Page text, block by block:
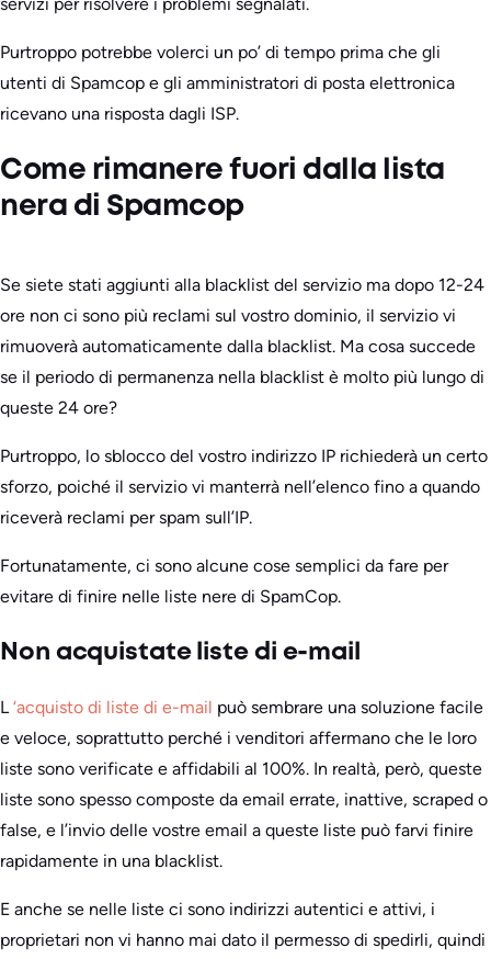
Purtroppo potrebbe volerci un po’ di tempo prima che gli
utenti di Spamcop e gli amministratori di posta elettronica
ricevano una risposta dagli ISP.
Come rimanere fuori dalla lista
nera di Spamcop
Se siete stati aggiunti alla blacklist del servizio ma dopo 12-24
ore non ci sono più reclami sul vostro dominio, il servizio vi
rimuoverà automaticamente dalla blacklist. Ma cosa succede
se il periodo di permanenza nella blacklist è molto più lungo di
queste 24 ore?
Purtroppo, lo sblocco del vostro indirizzo IP richiederà un certo
sforzo, poiché il servizio vi manterrà nell’elenco fino a quando
riceverà reclami per spam sull’IP.
Fortunatamente, ci sono alcune cose semplici da fare per
evitare di finire nelle liste nere di SpamCop.
Non acquistate liste di e-mail
L‘acquisto di liste di e-mail può sembrare una soluzione facile
e veloce, soprattutto perché i venditori affermano che le loro
liste sono verificate e affidabili al 100%. In realtà, però, queste
liste sono spesso composte da email errate, inattive, scraped o
false, e l’invio delle vostre email a queste liste può farvi finire
rapidamente in una blacklist.
E anche se nelle liste ci sono indirizzi autentici e attivi, i
proprietari non vi hanno mai dato il permesso di spedirli, quindi